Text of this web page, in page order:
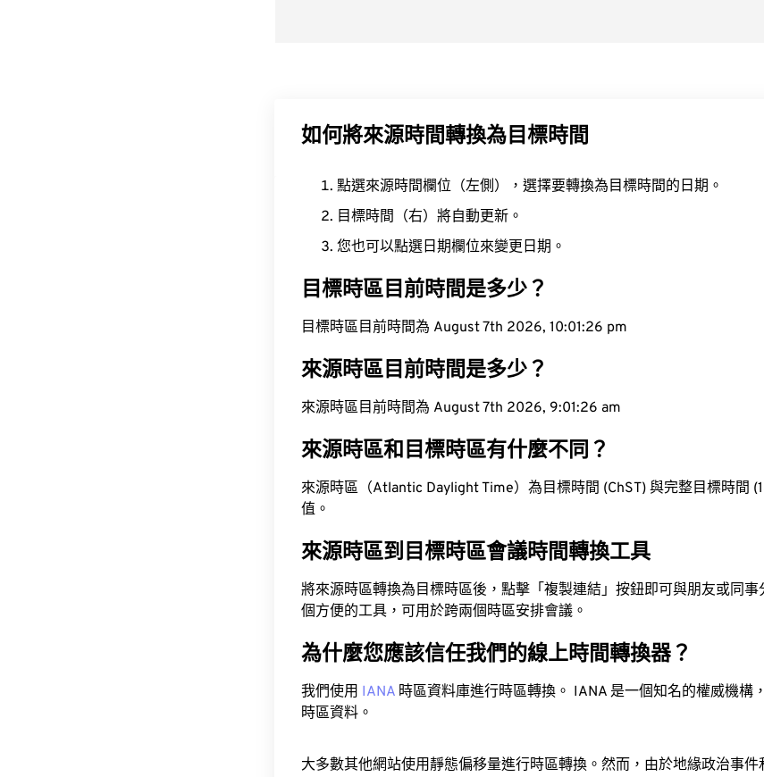
如何將來源時間轉換為目標時間
點選來源時間欄位（左側），選擇要轉換為目標時間的日期。
目標時間（右）將自動更新。
您也可以點選日期欄位來變更日期。
目標時區目前時間是多少？
目標時區目前時間為 August 7th 2026, 10:01:27 pm
來源時區目前時間是多少？
來源時區目前時間為 August 7th 2026, 9:01:27 am
來源時區和目標時區有什麼不同？
來源時區（Atlantic Daylight Time）為目標時間 (ChST) 與完整目標時間
值。
來源時區到目標時區會議時間轉換工具
將來源時區轉換為目標時區後，點擊「複製連結」按鈕即可與朋友或同
個方便的工具，可用於跨兩個時區安排會議。
為什麼您應該信任我們的線上時間轉換器？
我們使用 IANA 時區資料庫進行時區轉換。 IANA 是一個知名的權威機構
時區資料。
大多數其他網站使用靜態偏移量進行時區轉換。然而，由於地緣政治事